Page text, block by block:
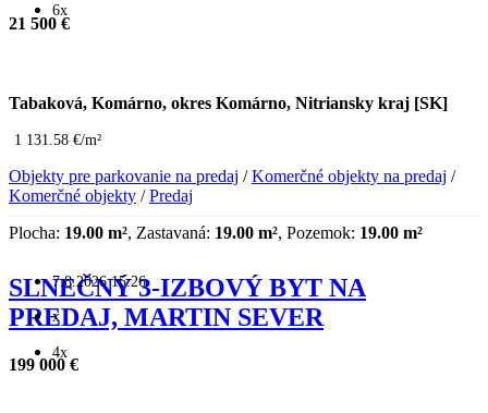
6x
21 500 €
Tabaková, Komárno, okres Komárno, Nitriansky kraj [SK]
1 131.58 €/m²
Objekty pre parkovanie na predaj /Komerčné objekty na predaj /
Komerčné objekty /Predaj
Plocha: 19.00 m², Zastavaná: 19.00 m², Pozemok: 19.00 m²
7.8.2026 15:26
x
4x
SLNEČNÝ 3-IZBOVÝ BYT NA
PREDAJ, MARTIN SEVER
199 000 €